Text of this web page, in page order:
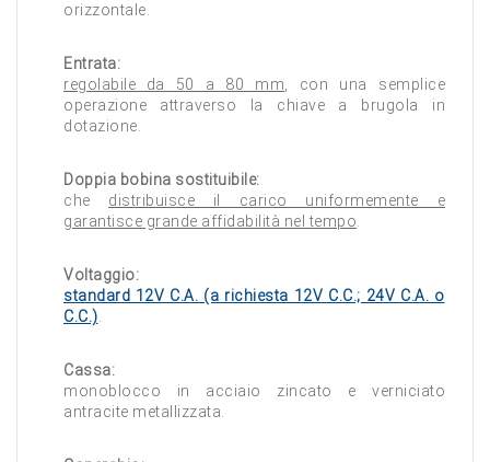
orizzontale.
Entrata:
regolabile da 50 a 80 mm , con una semplice
operazione attraverso la chiave a brugola in
dotazione.
Doppia bobina sostituibile:
che distribuisce il carico uniformemente e
garantisce grande affidabilità nel tempo
Voltaggio:
standard 12V C.A. (a richiesta 12V C.C.; 24V C.A. o
C.C.)
Cassa:
monoblocco in acciaio zincato e verniciato
antracite metallizzata.